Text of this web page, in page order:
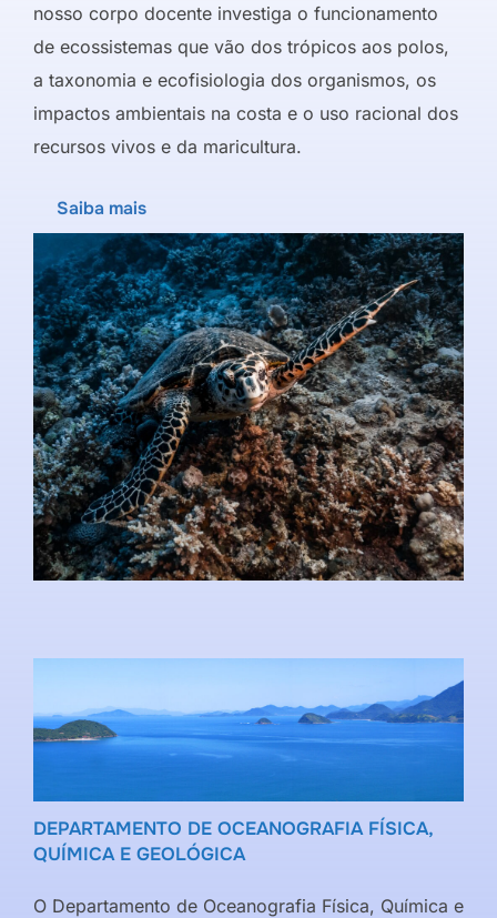
nosso corpo docente investiga o funcionamento
de ecossistemas que vão dos trópicos aos polos,
a taxonomia e ecofisiologia dos organismos, os
impactos ambientais na costa e o uso racional dos
recursos vivos e da maricultura.
Saiba mais
DEPARTAMENTO DE OCEANOGRAFIA FÍSICA,
QUÍMICA E GEOLÓGICA
O Departamento de Oceanografia Física, Química e